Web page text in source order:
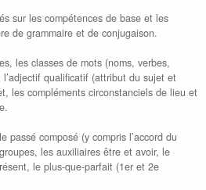
sur les compétences de base et les
de grammaire et de conjugaison.
les classes de mots (noms, verbes,
qualificatif (attribut du sujet et
les compléments circonstanciels de lieu et
passé composé (y compris l’accord du
les auxiliaires être et avoir, le
le plus-que-parfait (1er et 2e